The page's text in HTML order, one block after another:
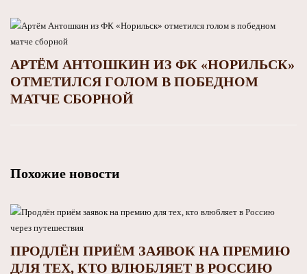
АРТЁМ АНТОШКИН ИЗ ФК «НОРИЛЬСК»
ОТМЕТИЛСЯ ГОЛОМ В ПОБЕДНОМ
МАТЧЕ СБОРНОЙ
Похожие новости
ПРОДЛЁН ПРИЁМ ЗАЯВОК НА ПРЕМИЮ
ДЛЯ ТЕХ, КТО ВЛЮБЛЯЕТ В РОССИЮ